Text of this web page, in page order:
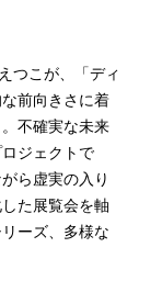
つこが、「ディ
前向きさに着
不確実な未来
ジェクトで
ら虚実の入り
た展覧会を軸
ーズ、多様な